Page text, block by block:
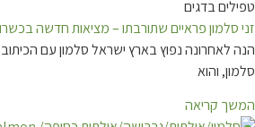
טפילים בדגים
זני סלמון פראיים שתורבתו – מציאות חדשה
הנה לאחרונה נפוץ בארץ ישראל סלמון עם
סלמון, והוא
המשך קריאה